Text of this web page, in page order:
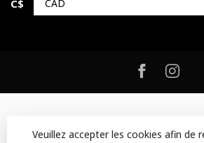
C$
Veuillez accepter les cookies afin de